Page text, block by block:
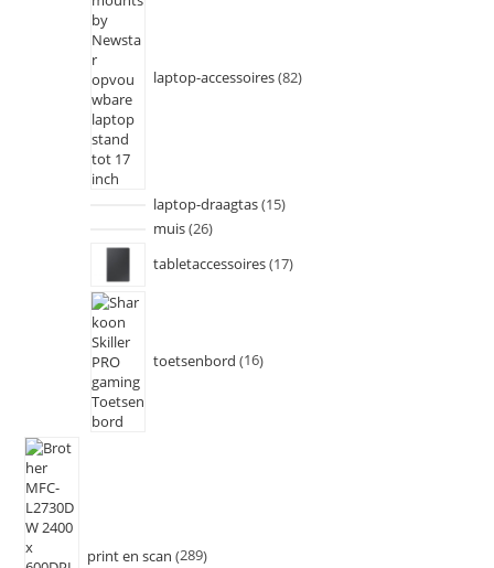
laptop-accessoires 82
laptop-draagtas 15
muis 26
tabletaccessoires 17
toetsenbord 16
print en scan 289